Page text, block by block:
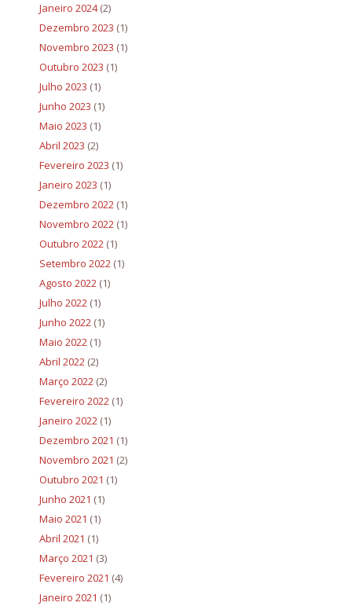
Janeiro 2024(2)
Dezembro 2023 (1)
Novembro 2023 (1)
Outubro 2023 (1)
Julho 2023 (1)
Junho 2023 (1)
Maio 2023 (1)
Abril 2023 (2)
Fevereiro 2023 (1)
Janeiro 2023 (1)
Dezembro 2022 (1)
Novembro 2022 (1)
Outubro 2022 (1)
Setembro 2022 (1)
Agosto 2022 (1)
Julho 2022 (1)
Junho 2022 (1)
Maio 2022 (1)
Abril 2022 (2)
Março 2022 (2)
Fevereiro 2022 (1)
Janeiro 2022 (1)
Dezembro 2021 (1)
Novembro 2021 (2)
Outubro 2021 (1)
Junho 2021 (1)
Maio 2021 (1)
Abril 2021 (1)
Março 2021 (3)
Fevereiro 2021 (4)
Janeiro 2021 (1)